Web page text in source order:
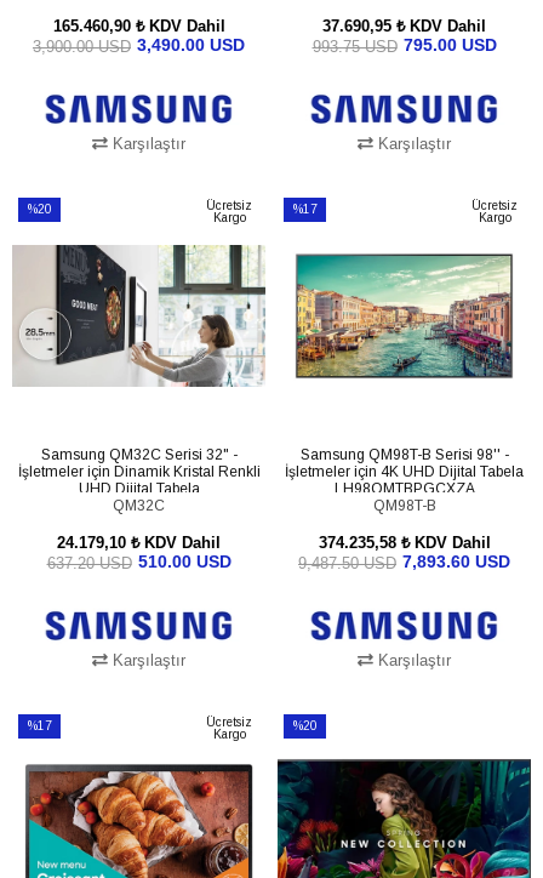
165.460,90 ₺ KDV Dahil
3,490.00 USD
3,900.00 USD
Karşılaştır
37.690,95 ₺ KDV Dahil
795.00 USD
993.75 USD
Karşılaştır
%20
%20İndirim
Ücretsiz
Kargo
Samsung QM32C Serisi 32" -
İşletmeler için Dinamik Kristal Renkli
UHD Dijital Tabela
LH32QMCEBGCXTK
QM32C
24.179,10 ₺ KDV Dahil
510.00 USD
637.20 USD
Karşılaştır
%17
%17İndirim
Ücretsiz
Kargo
Samsung QM98T-B Serisi 98'' -
İşletmeler için 4K UHD Dijital Tabela
LH98QMTBPGCXZA
QM98T-B
374.235,58 ₺ KDV Dahil
7,893.60 USD
9,487.50 USD
Karşılaştır
%17
%17İndirim
Ücretsiz
Kargo
%20
%20İndirim